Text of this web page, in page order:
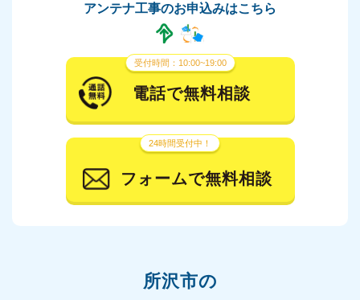
アンテナ工事のお申込みはこちら
受付時間：10:00~19:00
電話で無料相談
24時間受付中！
フォームで無料相談
所沢市の